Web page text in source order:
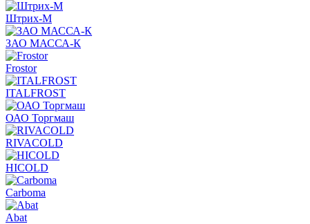
Штрих-М
ЗАО МАССА-К
Frostor
ITALFROST
ОАО Торгмаш
RIVACOLD
HICOLD
Carboma
Abat